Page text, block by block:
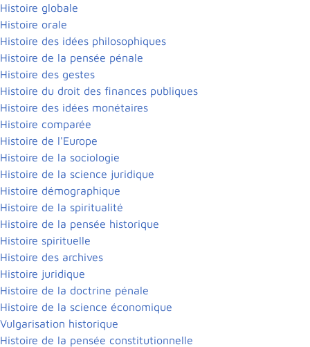
Histoire globale
Histoire orale
Histoire des idées philosophiques
Histoire de la pensée pénale
Histoire des gestes
Histoire du droit des finances publiques
Histoire des idées monétaires
Histoire comparée
Histoire de l'Europe
Histoire de la sociologie
Histoire de la science juridique
Histoire démographique
Histoire de la spiritualité
Histoire de la pensée historique
Histoire spirituelle
Histoire des archives
Histoire juridique
Histoire de la doctrine pénale
Histoire de la science économique
Vulgarisation historique
Histoire de la pensée constitutionnelle